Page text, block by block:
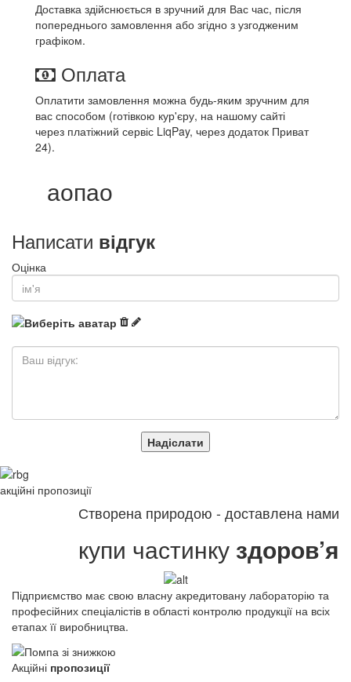
Доставка здійснюється в зручний для Вас час, після
попереднього замовлення або згідно з узгодженим
графіком.
Оплата
Оплатити замовлення можна будь-яким зручним для
вас способом (готівкою кур'єру, на нашому сайті
через платіжний сервіс LiqPay, через додаток Приват
24).
аопао
Написати відгук
Оцінка
Надіслати
акційні пропозиції
Створена природою - доставлена нами
купи частинку здоров’я
Підприємство має свою власну акредитовану лабораторію та
професійних спеціалістів в області контролю продукції на всіх
етапах її виробництва.
Акційні пропозиції